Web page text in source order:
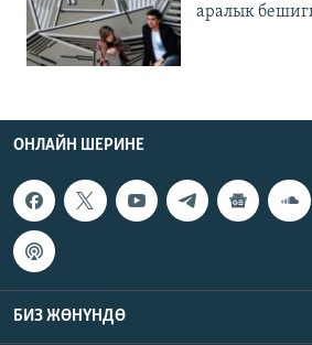
аралык
ОНЛАЙН ШЕРИНЕ
БИЗ ЖӨНҮНДӨ